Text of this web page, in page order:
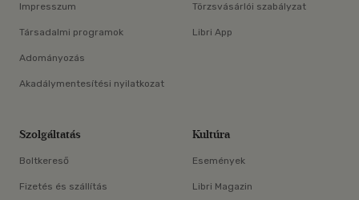
Impresszum
Társadalmi programok
Adományozás
Akadálymentesítési nyilatkozat
Törzsvásárlói szabályzat
Libri App
Szolgáltatás
Boltkereső
Fizetés és szállítás
Kultúra
Események
Libri Magazin